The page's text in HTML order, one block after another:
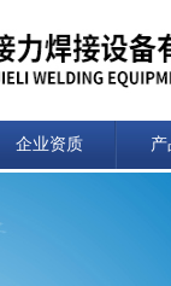
企业资质